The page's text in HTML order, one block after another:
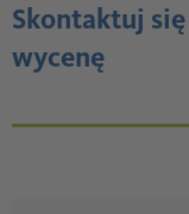
Skontaktuj
wycenę